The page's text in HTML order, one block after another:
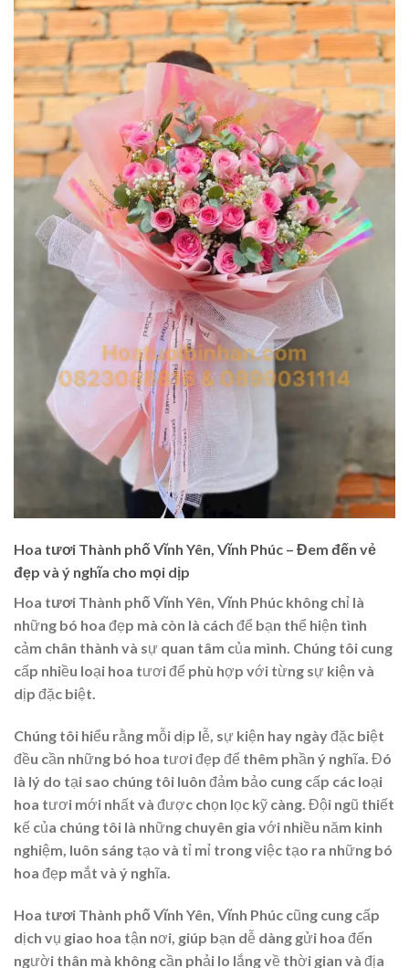
Hoa tươi Thành phố Vĩnh Yên, Vĩnh Phúc – Đem đến vẻ
đẹp và ý nghĩa cho mọi dịp
Hoa tươi Thành phố Vĩnh Yên, Vĩnh Phúc không chỉ là
những bó hoa đẹp mà còn là cách để bạn thể hiện tình
cảm chân thành và sự quan tâm của mình. Chúng tôi cung
cấp nhiều loại hoa tươi để phù hợp với từng sự kiện và
dịp đặc biệt.
Chúng tôi hiểu rằng mỗi dịp lễ, sự kiện hay ngày đặc biệt
đều cần những bó hoa tươi đẹp để thêm phần ý nghĩa. Đó
là lý do tại sao chúng tôi luôn đảm bảo cung cấp các loại
hoa tươi mới nhất và được chọn lọc kỹ càng. Đội ngũ thiết
kế của chúng tôi là những chuyên gia với nhiều năm kinh
nghiệm, luôn sáng tạo và tỉ mỉ trong việc tạo ra những bó
hoa đẹp mắt và ý nghĩa.
Hoa tươi Thành phố Vĩnh Yên, Vĩnh Phúc cũng cung cấp
dịch vụ giao hoa tận nơi, giúp bạn dễ dàng gửi hoa đến
người thân mà không cần phải lo lắng về thời gian và địa